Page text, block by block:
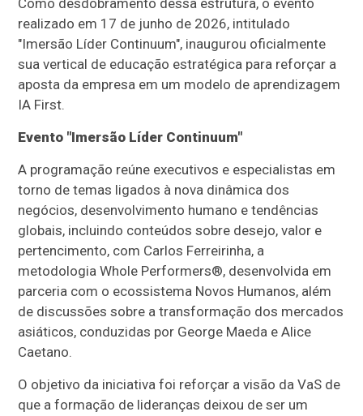
Como desdobramento dessa estrutura, o evento
realizado em 17 de junho de 2026, intitulado
"Imersão Líder Continuum", inaugurou oficialmente
sua vertical de educação estratégica para reforçar a
aposta da empresa em um modelo de aprendizagem
IA First.
Evento "Imersão Líder Continuum"
A programação reúne executivos e especialistas em
torno de temas ligados à nova dinâmica dos
negócios, desenvolvimento humano e tendências
globais, incluindo conteúdos sobre desejo, valor e
pertencimento, com Carlos Ferreirinha, a
metodologia Whole Performers®, desenvolvida em
parceria com o ecossistema Novos Humanos, além
de discussões sobre a transformação dos mercados
asiáticos, conduzidas por George Maeda e Alice
Caetano.
O objetivo da iniciativa foi reforçar a visão da VaS de
que a formação de lideranças deixou de ser um